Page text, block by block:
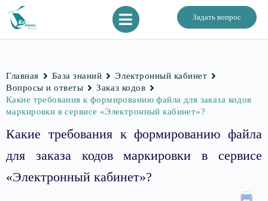
Задать вопрос
Главная База знаний
Электронный кабинет
Вопросы и ответы
Заказ кодов
Какие требования к формированию файла для заказа кодов
маркировки в сервисе «Электронный кабинет»?
Какие требования к формированию файла
для заказа кодов маркировки в сервисе
«Электронный кабинет»?